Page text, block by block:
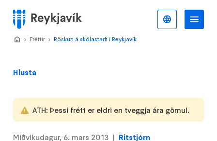
meginefni
Valmynd
Hlusta
ATH: Þessi frétt er eldri en tveggja ára gömul.
Miðvikudagur, 6. mars 2013 Ritstjórn
Home
>
Fréttir >
Röskun á skólastarfi í Reykjavík
Íslenska